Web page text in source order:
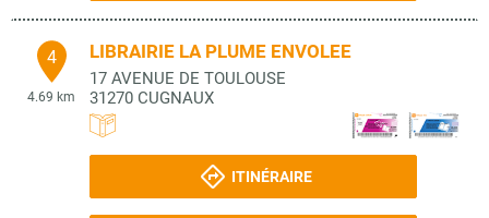
4
4.69 km
LIBRAIRIE LA PLUME ENVOLEE
17 AVENUE DE TOULOUSE
31270 CUGNAUX
ITINÉRAIRE